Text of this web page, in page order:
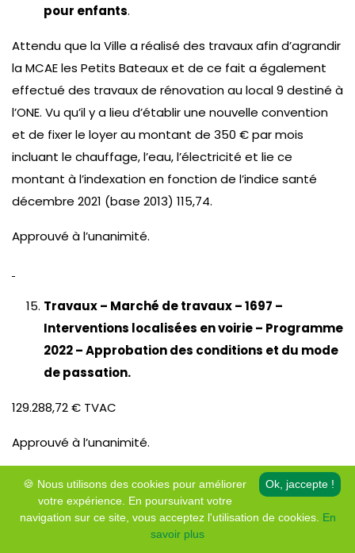
pour enfants.
Attendu que la Ville a réalisé des travaux afin d’agrandir
la MCAE les Petits Bateaux et de ce fait a également
effectué des travaux de rénovation au local 9 destiné à
l’ONE. Vu qu’il y a lieu d’établir une nouvelle convention
et de fixer le loyer au montant de 350 € par mois
incluant le chauffage, l’eau, l’électricité et lie ce
montant à l’indexation en fonction de l’indice santé
décembre 2021 (base 2013) 115,74.
Approuvé à l’unanimité.
Travaux – Marché de travaux – 1697 –
Interventions localisées en voirie – Programme
2022 – Approbation des conditions et du mode
de passation.
129.288,72 € TVAC
Approuvé à l’unanimité.
Travaux – Marché de travaux – 1696 –
Réfection de voiries en hydrocarboné –
Ok, jaccepte !
🍪 Nous utilisons des cookies pour améliorer
votre expérience. En poursuivant votre
navigation sur ce site, vous acceptez l'utilisation de cookies. En
savoir plus